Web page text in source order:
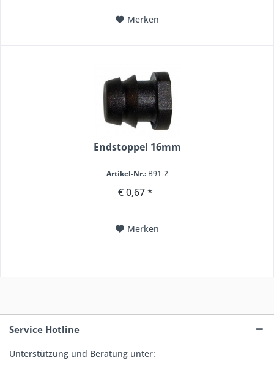
Merken
Endstoppel 16mm
Artikel-Nr.:B91-2
€ 0,67 *
Merken
Service Hotline
Unterstützung und Beratung unter: